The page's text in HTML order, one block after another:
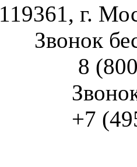
119361, г.
Звонок
8
+7